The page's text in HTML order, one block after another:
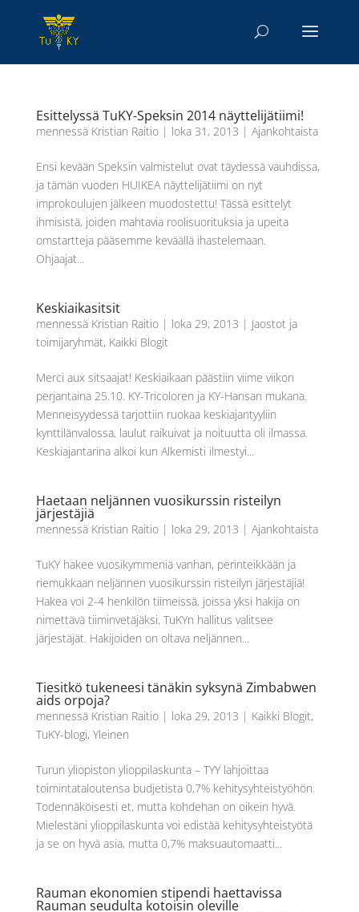
Esittelyssä TuKY-Speksin 2014 näyttelijätiimi!
mennessä Kristian Raitio| loka 31, 2013 | Ajankohtaista
Ensi kevään Speksin valmistelut ovat täydessä vauhdissa,
ja tämän vuoden HUIKEA näyttelijätiimi on nyt
improkoulujen jälkeen muodostettu! Tässä esittelyt
ihmisistä, joiden mahtavia roolisuorituksia ja upeita
omstartteja pääsemme keväällä ihastelemaan.
Ohjaajat...
Keskiaikasitsit
mennessä Kristian Raitio| loka 29, 2013 | Jaostot ja
toimijaryhmät, Kaikki Blogit
Merci aux sitsaajat! Keskiaikaan päästiin viime viikon
perjantaina 25.10. KY-Tricoloren ja KY-Hansan mukana.
Menneisyydessä tarjottiin ruokaa keskiajantyyliin
kynttilänvalossa, laulut raikuivat ja noituutta oli ilmassa.
Keskiajantarina alkoi kun Alkemisti ilmestyi...
Haetaan neljännen vuosikurssin risteilyn
järjestäjiä
mennessä Kristian Raitio| loka 29, 2013 | Ajankohtaista
TuKY hakee vuosikymmeniä vanhan, perinteikkään ja
riemukkaan neljännen vuosikurssin risteilyn järjestäjiä!
Hakea voi 2-4 henkilön tiimeissä, joissa yksi hakija on
nimettävä tiiminvetäjäksi. TuKYn hallitus valitsee
järjestäjät. Hakijoiden on oltava neljännen...
Tiesitkö tukeneesi tänäkin syksynä Zimbabwen
aids orpoja?
mennessä Kristian Raitio| loka 29, 2013 | Kaikki Blogit,
TuKY-blogi, Yleinen
Turun yliopiston ylioppilaskunta – TYY lahjoittaa
toimintataloutensa budjetista 0,7% kehitysyhteistyöhön.
Todennäköisesti et, mutta kohdehan on oikein hyvä.
Mielestäni ylioppilaskunta voi edistää kehitysyhteistyötä
ja se on hyvä asia, mutta 0,7% maksuautomaatti...
Rauman ekonomien stipendi haettavissa
Rauman seudulta kotoisin oleville